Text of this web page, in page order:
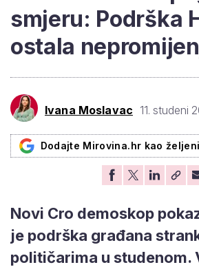
smjeru: Podrška
ostala
Ivana Moslavac 11. studeni
Dodajte Mirovina.hr kao
Novi Cro demoskop
je podrška građana
političarima u studenom.